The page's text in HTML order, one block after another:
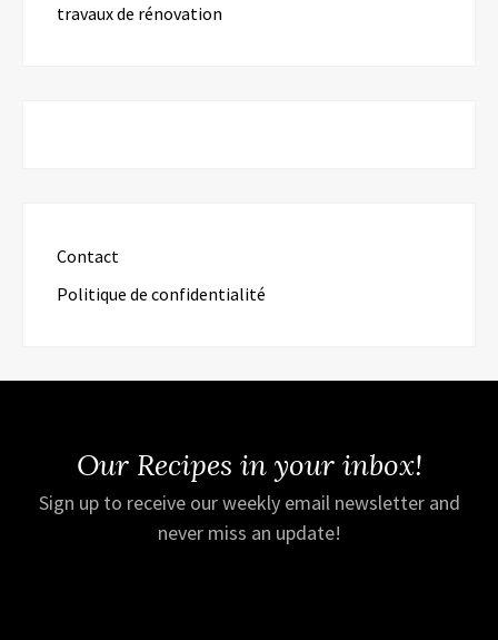
travaux de rénovation
Contact
Politique de confidentialité
Our Recipes in your inbox!
Sign up to receive our weekly email newsletter and
never miss an update!